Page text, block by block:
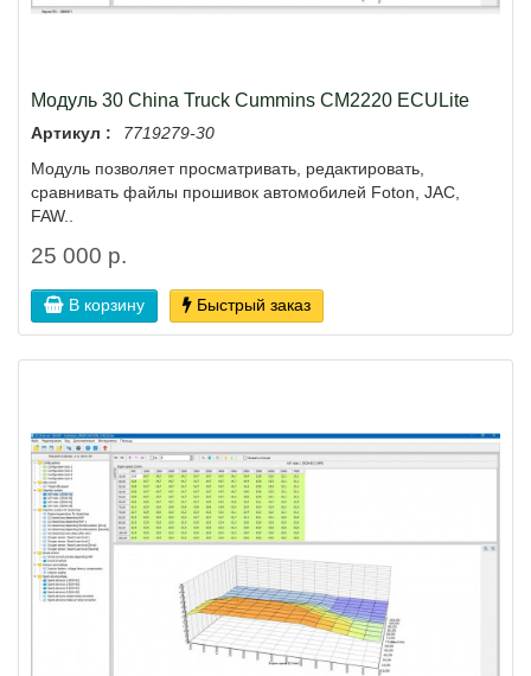
Модуль 30 China Truck Cummins CM2220 ECULite
Артикул :
7719279-30
Модуль позволяет просматривать, редактировать,
сравнивать файлы прошивок автомобилей Foton, JAC,
FAW..
25 000 р.
В корзину Быстрый заказ